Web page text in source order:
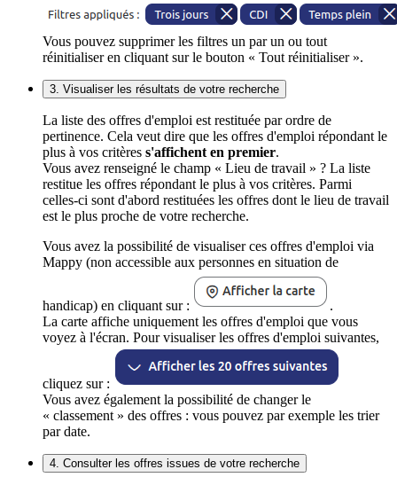
Vous pouvez supprimer les filtres un par un ou tout
réinitialiser en cliquant sur le bouton « Tout réinitialiser ».
3. Visualiser les résultats de votre recherche
La liste des offres d'emploi est restituée par ordre de
pertinence. Cela veut dire que les offres d'emploi répondant le
plus à vos critères s'affichent en premier.
Vous avez renseigné le champ « Lieu de travail » ? La liste
restitue les offres répondant le plus à vos critères. Parmi
celles-ci sont d'abord restituées les offres dont le lieu de travail
est le plus proche de votre recherche.
Vous avez la possibilité de visualiser ces offres d'emploi via
Mappy (non accessible aux personnes en situation de
handicap) en cliquant sur :
.
La carte affiche uniquement les offres d'emploi que vous
voyez à l'écran. Pour visualiser les offres d'emploi suivantes,
cliquez sur :
Vous avez également la possibilité de changer le
« classement » des offres : vous pouvez par exemple les trier
par date.
4. Consulter les offres issues de votre recherche